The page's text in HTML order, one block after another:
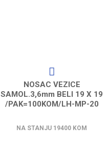
NOSAC VEZICE
SAMOL.3,6mm BELI 19 X 19
/PAK=100KOM/LH-MP-20
NA STANJU 19400 KOM